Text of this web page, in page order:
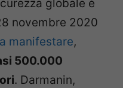
globale è
novembre 2020
a manifestare,
500.000
. Darmanin,